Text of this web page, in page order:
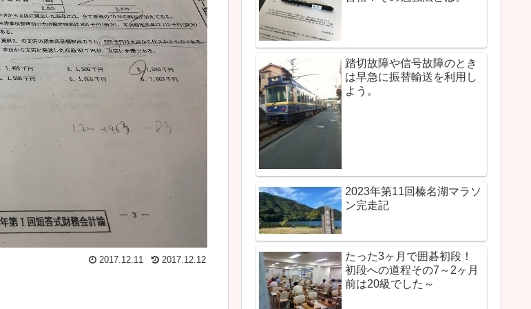
2017.12.12
2017.12.11
踏切故障や信号故障のとき
は早急に振替輸送を利用し
よう。
2023年第11回榛名湖マラソ
ン完走記
たった3ヶ月で囲碁初段！
初段への道程その7～2ヶ月
前は20級でした～